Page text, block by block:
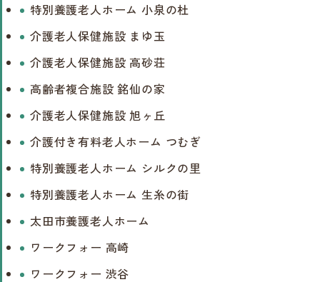
特別養護老人ホーム 小泉の杜
介護老人保健施設 まゆ玉
介護老人保健施設 高砂荘
高齢者複合施設 銘仙の家
介護老人保健施設 旭ヶ丘
介護付き有料老人ホーム つむぎ
特別養護老人ホーム シルクの里
特別養護老人ホーム 生糸の街
太田市養護老人ホーム
ワークフォー 高崎
ワークフォー 渋谷